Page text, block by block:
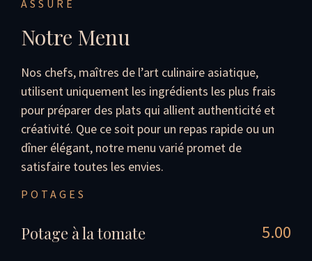
ASSURÉ
Notre Menu
Nos chefs, maîtres de l’art culinaire asiatique,
utilisent uniquement les ingrédients les plus frais
pour préparer des plats qui allient authenticité et
créativité. Que ce soit pour un repas rapide ou un
dîner élégant, notre menu varié promet de
satisfaire toutes les envies.
POTAGES
Potage à la tomate 5.00